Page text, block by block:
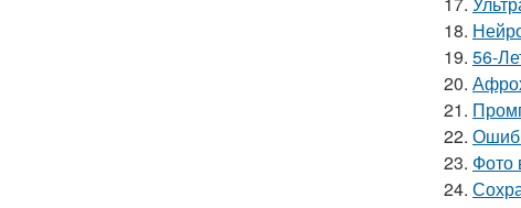
18.
19. 56-
20.
21.
22.
23. Фото
24.